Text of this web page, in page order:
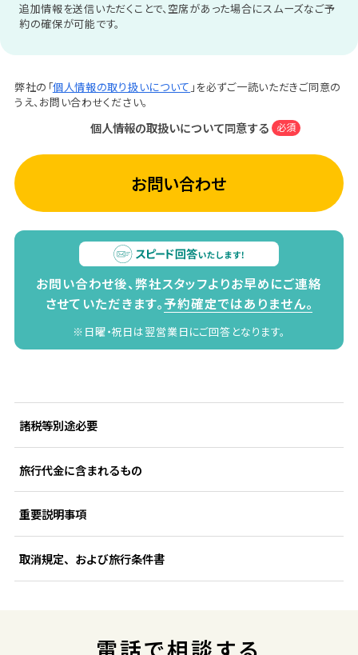
追加情報を送信いただくことで、空席があった場合にスムーズなご予
約の確保が可能です。
弊社の「個人情報の取り扱いについて 」を必ずご一読いただきご同意の
うえ、お問い合わせください。
個人情報の取扱いについて同意する 必須
お問い合わせ
お問い合わせ後、弊社スタッフよりお早めにご連絡
させていただきます。予約確定ではありません。
※日曜・祝日は翌営業日にご回答となります。
諸税等別途必要
旅行代金に含まれるもの
重要説明事項
取消規定、および旅行条件書